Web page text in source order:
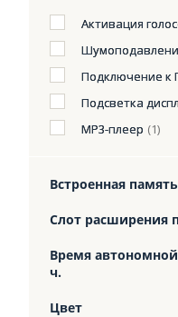
Активация
Подключение к
Подсветка
MP3-плеер (1)
Встроенная память
Слот расширения
Время
ч.
Цвет